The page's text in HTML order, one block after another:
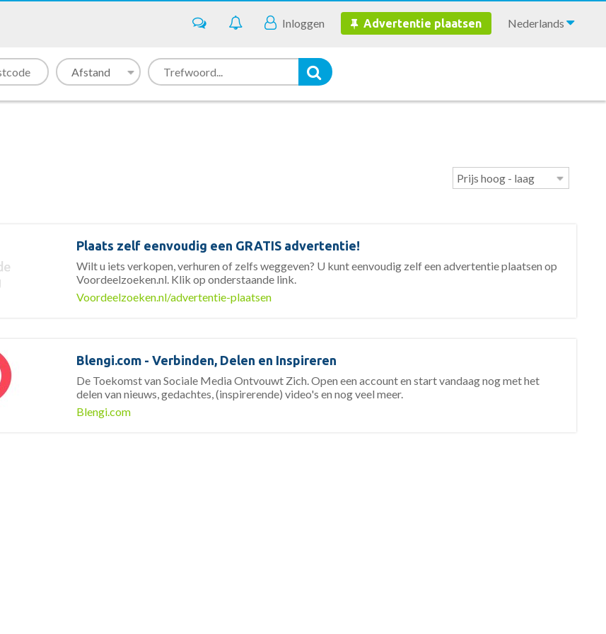
Inloggen Advertentie plaatsen Nederlands
Plaats zelf eenvoudig een GRATIS advertentie!
Wilt u iets verkopen, verhuren of zelfs weggeven? U kunt eenvoudig zelf een advertentie plaatsen op
Voordeelzoeken.nl. Klik op onderstaande link.
Voordeelzoeken.nl/advertentie-plaatsen
Blengi.com - Verbinden, Delen en Inspireren
De Toekomst van Sociale Media Ontvouwt Zich. Open een account en start vandaag nog met het
delen van nieuws, gedachtes, (inspirerende) video's en nog veel meer.
Blengi.com